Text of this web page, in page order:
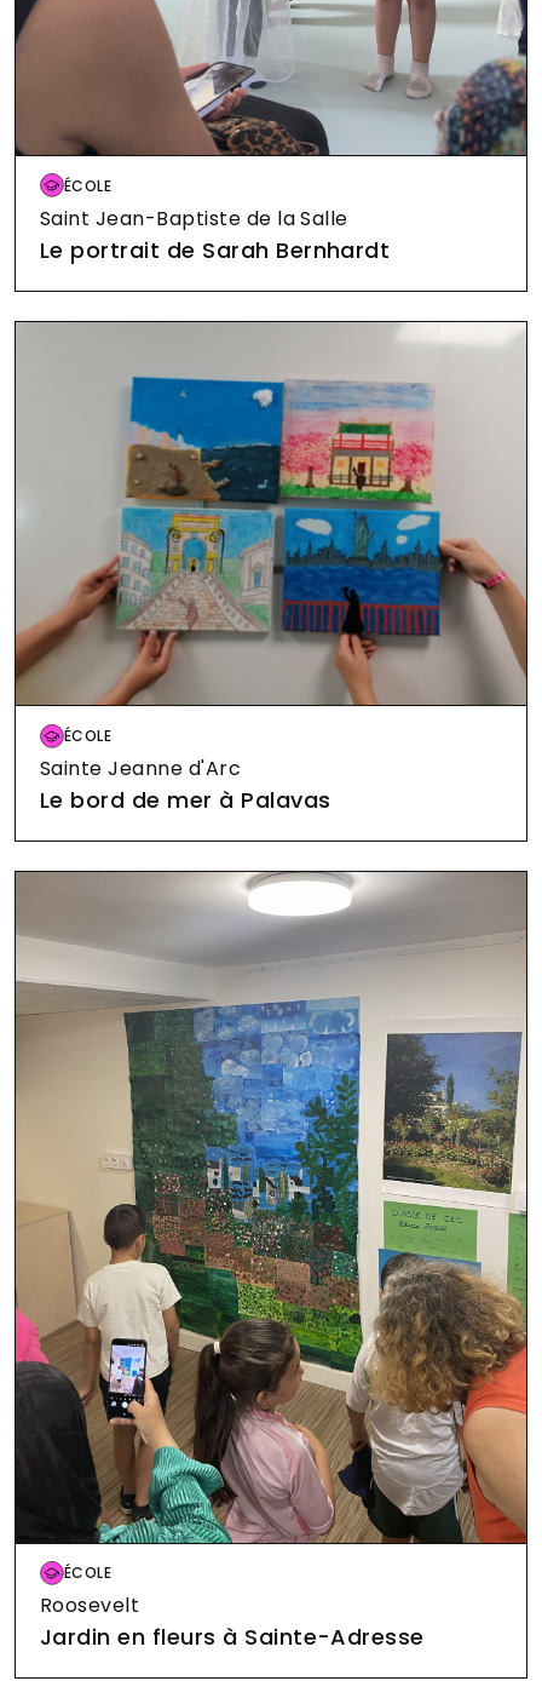
Image
ÉCOLE
Saint Jean-Baptiste de la Salle
Le portrait de Sarah Bernhardt
Image
ÉCOLE
Sainte Jeanne d'Arc
Le bord de mer à Palavas
Image
ÉCOLE
Roosevelt
Jardin en fleurs à Sainte-Adresse